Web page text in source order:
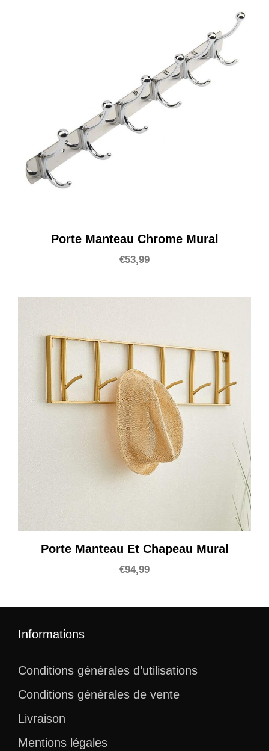
Porte Manteau Chrome Mural
€53,99
Porte Manteau Et Chapeau Mural
€94,99
Informations
Conditions générales d’utilisations
Conditions générales de vente
Livraison
Mentions légales